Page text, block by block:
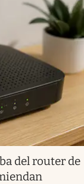
del router de